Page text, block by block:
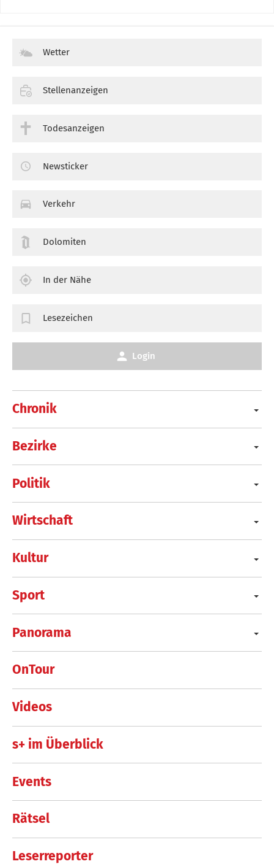
Chronik
Bezirke
Politik
Wirtschaft
Kultur
Sport
Panorama
OnTour
Videos
s+ im Überblick
Events
Rätsel
Leserreporter
Wetter
Stellenanzeigen
Todesanzeigen
Newsticker
Verkehr
Dolomiten
In der Nähe
Lesezeichen
Login